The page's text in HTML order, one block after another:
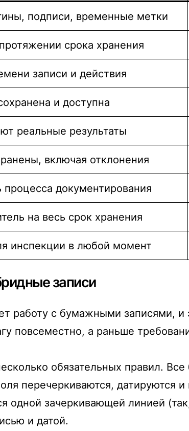
подписи, временные метки
срока хранения
записи и действия
и доступна
реальные результаты
включая отклонения
документирования
на весь срок хранения
инспекции в любой момент
записи
работу с бумажными записями, и
повсеместно, а раньше
обязательных правил.
перечеркиваются, датируются
одной зачеркивающей линией
и датой.